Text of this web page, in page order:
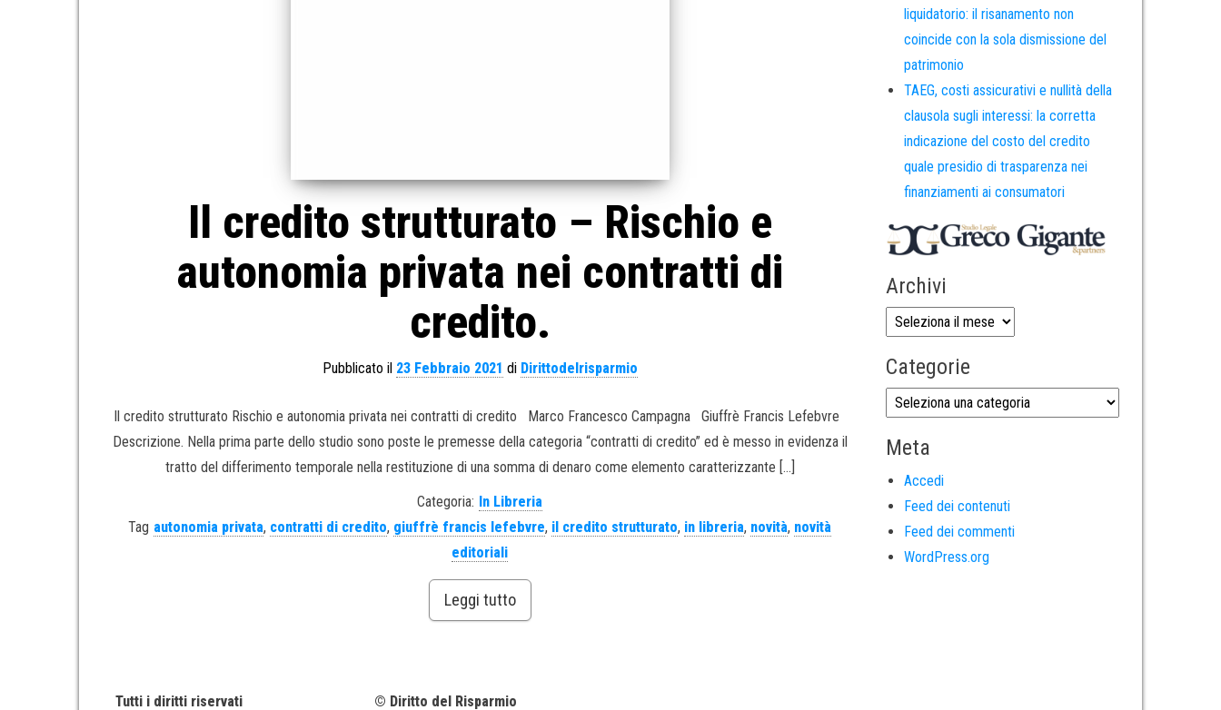
Il credito strutturato – Rischio e
autonomia privata nei contratti di
credito.
Pubblicato il 23 Febbraio 2021 di Dirittodelrisparmio
Il credito strutturato Rischio e autonomia privata nei contratti di credito Marco Francesco Campagna Giuffrè Francis Lefebvre
Descrizione. Nella prima parte dello studio sono poste le premesse della categoria “contratti di credito” ed è messo in evidenza il
tratto del differimento temporale nella restituzione di una somma di denaro come elemento caratterizzante […]
Categoria: In Libreria
Tag autonomia privata, contratti di credito, giuffrè francis lefebvre, il credito strutturato, in libreria, novità, novità
editoriali
Leggi tutto
liquidatorio: il risanamento non
coincide con la sola dismissione del
patrimonio
TAEG, costi assicurativi e nullità della
clausola sugli interessi: la corretta
indicazione del costo del credito
quale presidio di trasparenza nei
finanziamenti ai consumatori
Archivi
Categorie
Meta
Accedi
Feed dei contenuti
Feed dei commenti
WordPress.org
Tutti i diritti riservati © Diritto del Risparmio